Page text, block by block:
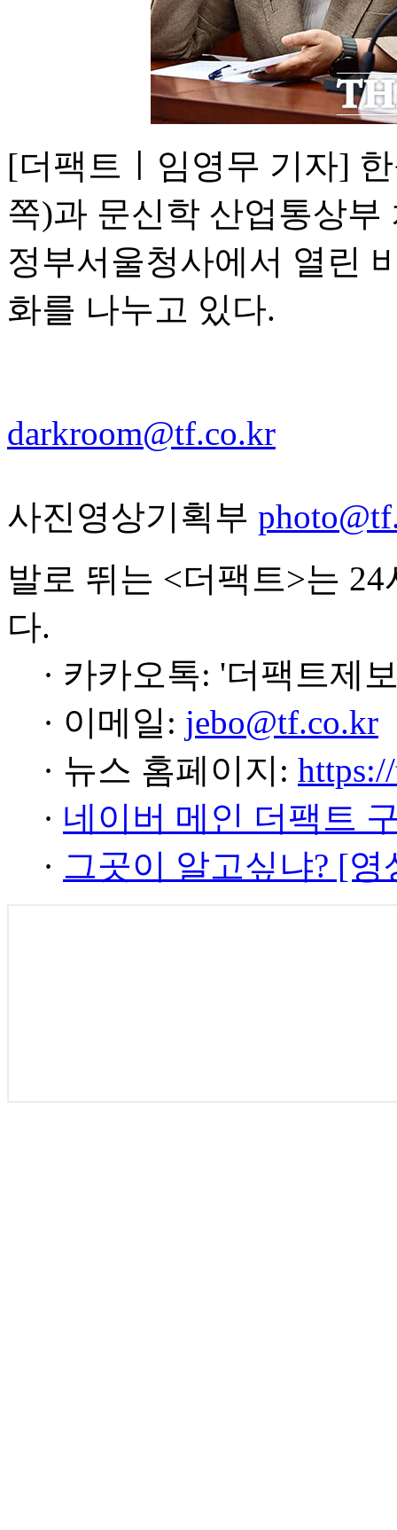
[더팩트ㅣ임영무 기자]
쪽)과 문신학 산업통상부
정부서울청사에서 열린
화를 나누고 있다.
darkroom@tf.co.kr
사진영상기획부
발로 뛰는 <더팩트>는
다.
· 카카오톡: '더팩트제
· 이메일: jebo@tf.co.kr
· 뉴스 홈페이지:
· 네이버 메인 더팩트
· 그곳이 알고싶냐? [